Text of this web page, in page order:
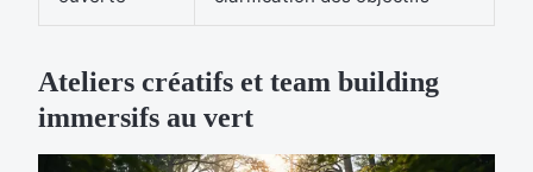
Ateliers créatifs et team building
immersifs au vert